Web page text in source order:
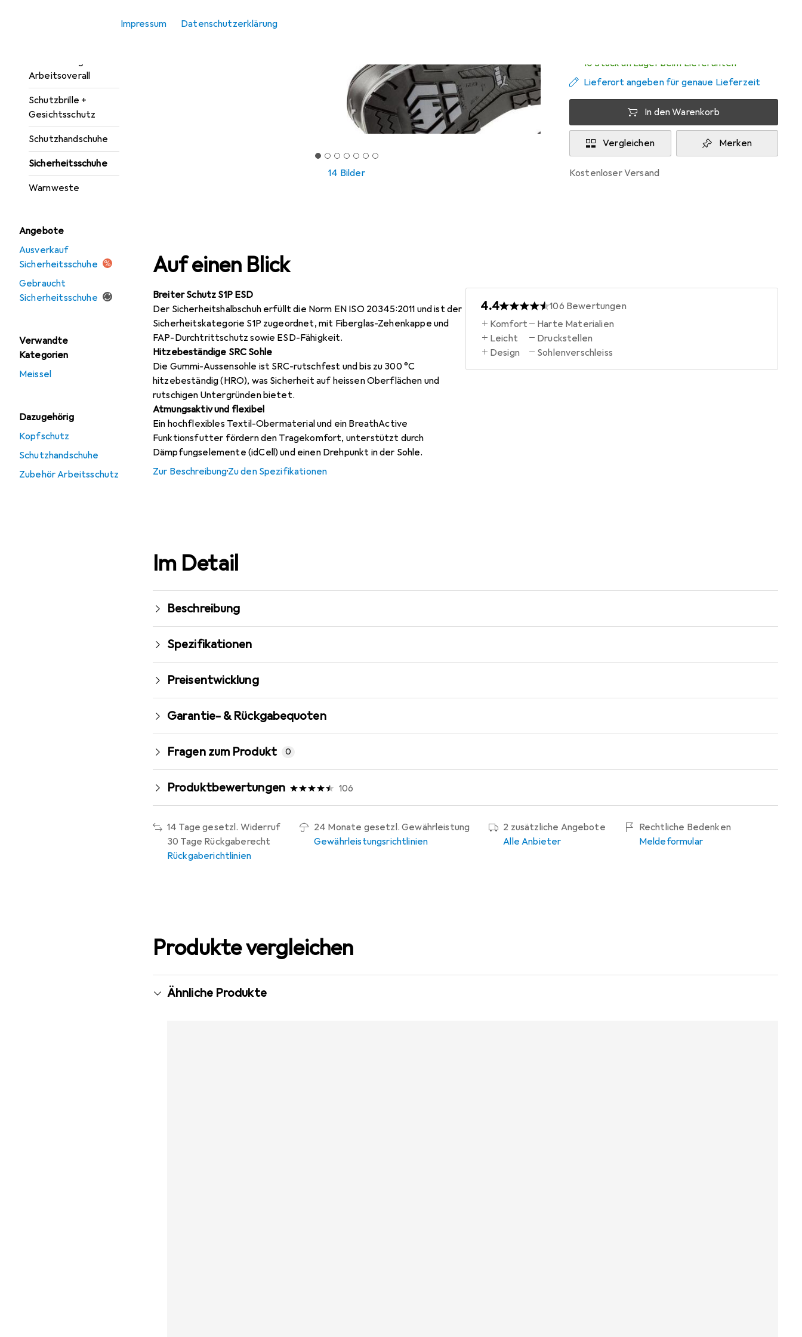
Impressum Datenschutzerklärung
Schutzanzug +
Arbeitsoverall
Schutzbrille +
Gesichtsschutz
Schutzhandschuhe
Sicherheitsschuhe
Warnweste
Angebote
Ausverkauf
Sicherheitsschuhe
Gebraucht
Sicherheitsschuhe
Verwandte
Kategorien
Meissel
Dazugehörig
Kopfschutz
Schutzhandschuhe
Zubehör Arbeitsschutz
14 Bilder
10 Stück an Lager beim Lieferanten
Lieferort angeben für genaue Lieferzeit
In den Warenkorb
Vergleichen Merken
kostenloser Versand
Auf einen Blick
Breiter Schutz S1P ESD
Der Sicherheitshalbschuh erfüllt die Norm EN ISO 20345:2011 und ist der
Sicherheitskategorie S1P zugeordnet, mit Fiberglas-Zehenkappe und
FAP-Durchtrittschutz sowie ESD-Fähigkeit.
Hitzebeständige SRC Sohle
Die Gummi-Aussensohle ist SRC-rutschfest und bis zu 300 °C
hitzebeständig (HRO), was Sicherheit auf heissen Oberflächen und
rutschigen Untergründen bietet.
Atmungsaktiv und flexibel
Ein hochflexibles Textil-Obermaterial und ein BreathActive
Funktionsfutter fördern den Tragekomfort, unterstützt durch
Dämpfungselemente (idCell) und einen Drehpunkt in der Sohle.
Zur Beschreibung·Zu den Spezifikationen
4.4 106 Bewertungen
Komfort
Leicht
Design
Harte Materialien
Druckstellen
Sohlenverschleiss
Im Detail
Beschreibung
Spezifikationen
Preisentwicklung
Garantie- & Rückgabequoten
Fragen zum Produkt 0
Produktbewertungen 106
14 Tage gesetzl. Widerruf
30 Tage Rückgaberecht
Rückgaberichtlinien
24 Monate gesetzl. Gewährleistung
Gewährleistungsrichtlinien
2 zusätzliche Angebote
Alle Anbieter
Rechtliche Bedenken
Meldeformular
Produkte vergleichen
Ähnliche Produkte